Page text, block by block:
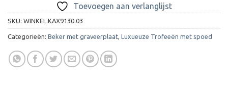
Toevoegen aan verlanglijst
SKU: WINKEL.KAX9130.03
Categorieën: Beker met graveerplaat, Luxueuze Trofeeën met spoed